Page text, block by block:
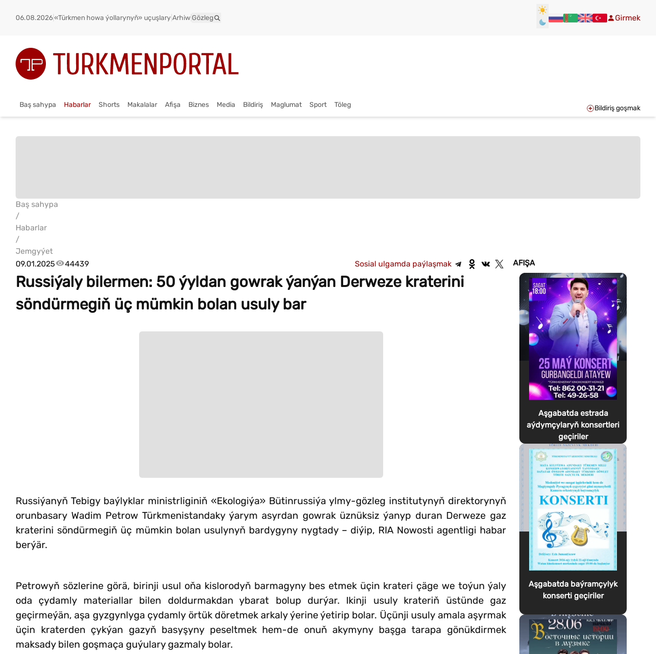
06.08.2026«Türkmen howa ýollarynyň» uçuşlaryArhiw Gözleg Girmek
Baş sahypa Habarlar Shorts Makalalar Afişa Biznes Media Bildiriş Maglumat Sport Töleg Bildiriş goşmak
Baş sahypa
/
Habarlar
/
Jemgyýet
09.01.2025
44439 Sosial ulgamda paýlaşmak
Russiýaly bilermen: 50 ýyldan gowrak ýanýan Derweze kraterini
söndürmegiň üç mümkin bolan usuly bar
Russiýanyň Tebigy baýlyklar ministrliginiň «Ekologiýa» Bütinrussiýa ylmy-gözleg institutynyň direktorynyň
orunbasary Wadim Petrow Türkmenistandaky ýarym asyrdan gowrak üznüksiz ýanyp duran Derweze gaz
kraterini söndürmegiň üç mümkin bolan usulynyň bardygyny nygtady – diýip, RIA Nowosti agentligi habar
berýär.
Petrowyň sözlerine görä, birinji usul oňa kislorodyň barmagyny bes etmek üçin krateri çäge we toýun ýaly
oda çydamly materiallar bilen doldurmakdan ybarat bolup durýar. Ikinji usuly krateriň üstünde gaz
geçirmeýän, aşa gyzgynlyga çydamly örtük döretmek arkaly ýerine ýetirip bolar. Üçünji usuly amala aşyrmak
üçin kraterden çykýan gazyň basyşyny peseltmek hem-de onuň akymyny başga tarapa gönükdirmek
maksady bilen goşmaça guýulary gazmaly bolar.
AFIŞA
Aşgabatda estrada
aýdymçylaryň konsertleri
geçiriler
Aşgabatda baýramçylyk
konserti geçiriler